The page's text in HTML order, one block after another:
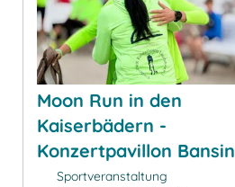
Moon Run in den
Kaiserbädern -
Konzertpavillon Bansin
Sportveranstaltung